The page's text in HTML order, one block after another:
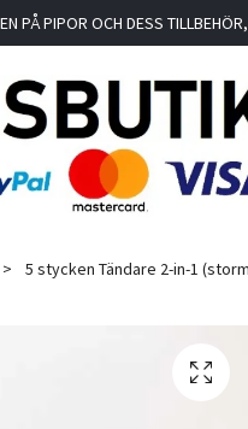
PÅ PIPOR OCH DESS
5 stycken Tändare 2-in-1